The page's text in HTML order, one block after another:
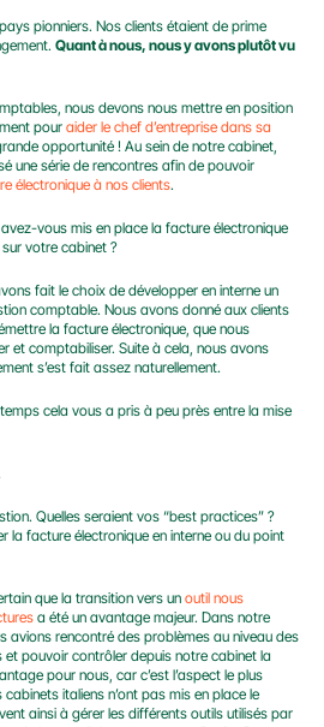
pionniers. Nos clients étaient de prime
Quant à nous, nous y avons plutôt vu
nous devons nous mettre en position
pour aider le chef d’entreprise dans sa
opportunité ! Au sein de notre cabinet,
électronique à nos clients.
vous mis en place la facture électronique
sur votre cabinet ?
fait le choix de développer en interne un
comptable. Nous avons donné aux clients
la facture électronique, que nous
et comptabiliser. Suite à cela, nous avons
s’est fait assez naturellement.
cela vous a pris à peu près entre la mise
Quelles seraient vos “best practices” ?
la facture électronique en interne ou du point
que la transition vers un outil nous
a été un avantage majeur. Dans notre
avions rencontré des problèmes au niveau des
pouvoir contrôler depuis notre cabinet la
pour nous, car c’est l’aspect le plus
italiens n’ont pas mis en place le
ainsi à gérer les différents outils utilisés par